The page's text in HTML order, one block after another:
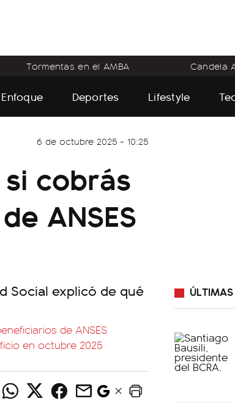
Tormentas en el AMBA Candela
Enfoque Deportes Lifestyle
6 de octubre 2025 - 10:25
cobrás
ANSES
Social explicó de qué
de ANSES
en octubre 2025